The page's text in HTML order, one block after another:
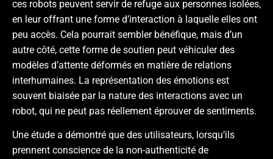
ces robots peuvent servir de refuge aux personnes isolées,
en leur offrant une forme d’interaction à laquelle elles ont
peu accès. Cela pourrait sembler bénéfique, mais d’un
autre côté, cette forme de soutien peut véhiculer des
modèles d’attente déformés en matière de relations
interhumaines. La représentation des émotions est
souvent biaisée par la nature des interactions avec un
robot, qui ne peut pas réellement éprouver de sentiments.
Une étude a démontré que des utilisateurs, lorsqu’ils
prennent conscience de la non-authenticité de